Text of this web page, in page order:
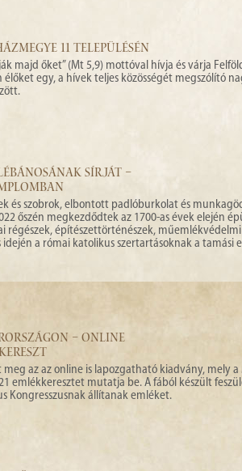
11 TELEPÜLÉSÉN
majd őket” (Mt 5,9) mottóval hívja és várja
egy, a hívek teljes közösségét megszólító
SÍRJÁT –
és szobrok, elbontott padlóburkolat és
őszén megkezdődtek az 1700-as évek elején
régészek, építészettörténészek,
a római katolikus szertartásoknak a tamási
– ONLINE
az az online is lapozgatható kiadvány, mely
emlékkeresztet mutatja be. A fából készült
Kongresszusnak állítanak emléket.